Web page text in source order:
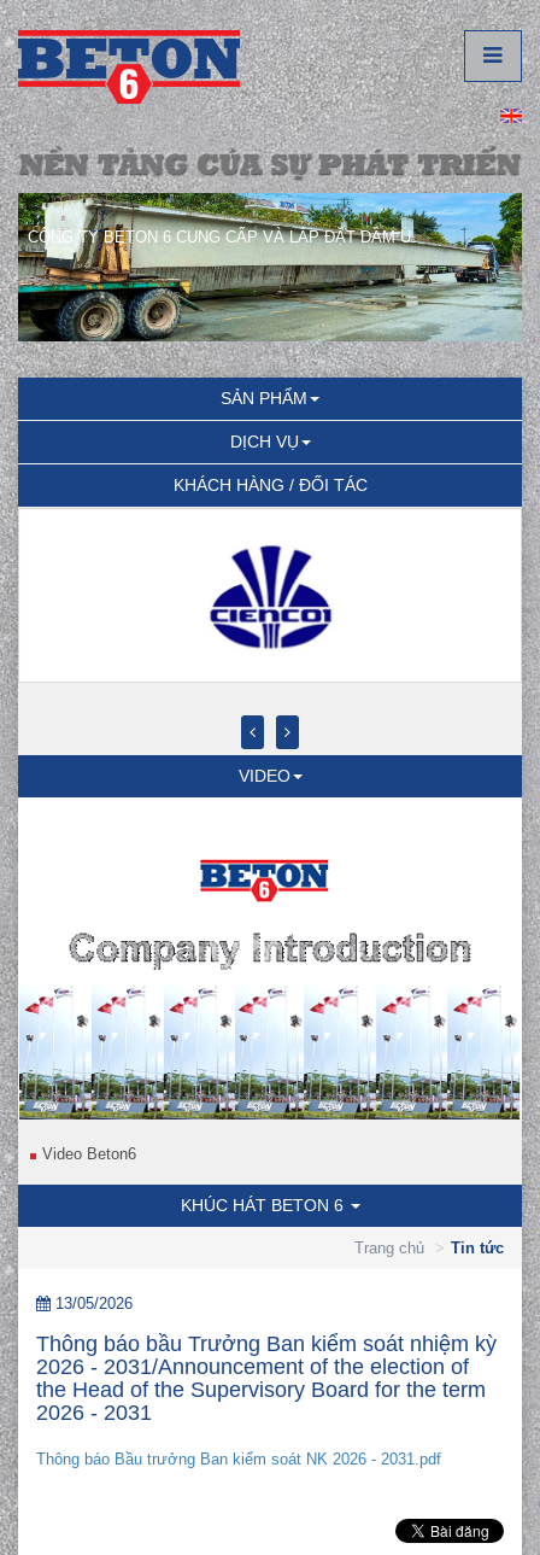
CÔNG TY BETON 6 CUNG CẤP VÀ LẮP ĐẶT DẦM U.
SẢN PHẨM
DỊCH VỤ
KHÁCH HÀNG / ĐỐI TÁC
VIDEO
Video Beton6
KHÚC HÁT BETON 6
Trang chủ Tin tức
13/05/2026
Thông báo bầu Trưởng Ban kiểm soát nhiệm kỳ
2026 - 2031/Announcement of the election of
the Head of the Supervisory Board for the term
2026 - 2031
Thông báo Bầu trưởng Ban kiểm soát NK 2026 - 2031.pdf